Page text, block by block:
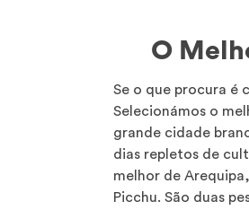
O
Se o que procura é
Selecionámos o
grande cidade
dias repletos de
melhor de
Picchu. São duas